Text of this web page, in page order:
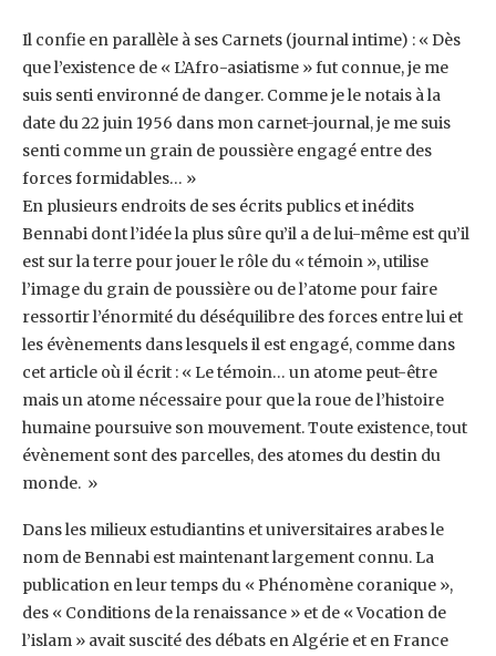
Il confie en parallèle à ses Carnets (journal intime) : « Dès
que l’existence de « L’Afro-‎asiatisme » fut connue, je me
suis senti environné de danger. Comme je le notais à la
date du ‎‎22 juin 1956 dans mon carnet-journal, je me suis
senti comme un grain de poussière engagé ‎entre des
forces formidables… » ‎
En plusieurs endroits de ses écrits publics et inédits
Bennabi dont l’idée la plus sûre qu’il a de ‎lui-même est qu’il
est sur la terre pour jouer le rôle du « témoin », utilise
l’image du grain de ‎poussière ou de l’atome pour faire
ressortir l’énormité du déséquilibre des forces entre lui et
‎les évènements dans lesquels il est engagé, comme dans
cet article où il écrit : « Le témoin… un ‎atome peut-être
mais un atome nécessaire pour que la roue de l’histoire
humaine poursuive ‎son mouvement. Toute existence, tout
évènement sont des parcelles, des atomes du destin du
‎monde. ‎ ‎»‎
Dans les milieux estudiantins et universitaires arabes le
nom de Bennabi est maintenant ‎largement connu. La
publication en leur temps du « Phénomène coranique »,
des « Conditions ‎de la renaissance » et de « Vocation de
l’islam » avait suscité des débats en Algérie et en France